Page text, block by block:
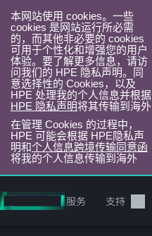
本网站使用 cookies。一些
cookies 是网站运行所必需
的，而其他非必要的 cookies
可用于个性化和增强您的用户
体验。要了解更多信息，请访
问我们的 HPE 隐私声明。同
意选择性的 Cookies，以及
HPE 处理我的个人信息并根据
HPE 隐私声明将其传输到海外
在管理 Cookies 的过程中，
HPE 可能会根据 HPE隐私声
明和个人信息跨境传输同意函
将我的个人信息传输到海外
转
到
服务 支持